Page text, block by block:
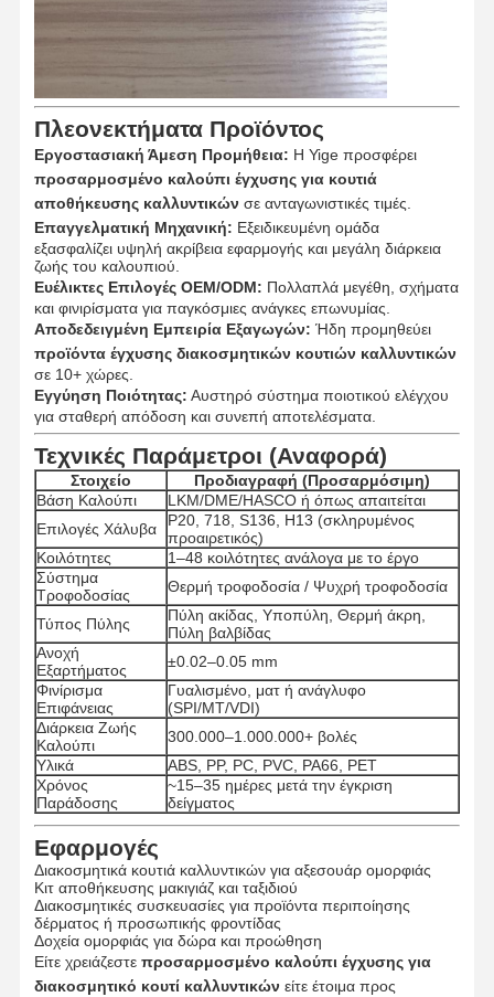
Ποιοτικός
Έλεγχος
Επαφή
Όλες Οι
Περιπτώσεις
Συνομιλία
Τώρα
Καλούπι Πλαστικής Έγχυσης
Σκηνοθέτης οικιακής συσκευής
Ιατρική φόρμα εγχύσεων
Οικιακή Μούχλα
Προσαρμοσμένο καλούπι έγχυσης
Προϊόντα που σχηματίζονται με ένεση
Καλούπι χύτευσης
Πλεονεκτήματα Προϊόντος
Εργοστασιακή Άμεση Προμήθεια: Η Yige προσφέρει
προσαρμοσμένο καλούπι έγχυσης για κουτιά
αποθήκευσης καλλυντικώνσε ανταγωνιστικές τιμές.
Επαγγελματική Μηχανική: Εξειδικευμένη ομάδα
εξασφαλίζει υψηλή ακρίβεια εφαρμογής και μεγάλη διάρκεια
ζωής του καλουπιού.
Ευέλικτες Επιλογές OEM/ODM: Πολλαπλά μεγέθη, σχήματα
και φινιρίσματα για παγκόσμιες ανάγκες επωνυμίας.
Αποδεδειγμένη Εμπειρία Εξαγωγών: Ήδη προμηθεύει
προϊόντα έγχυσης διακοσμητικών κουτιών καλλυντικών
σε 10+ χώρες.
Εγγύηση Ποιότητας: Αυστηρό σύστημα ποιοτικού ελέγχου
για σταθερή απόδοση και συνεπή αποτελέσματα.
Τεχνικές Παράμετροι (Αναφορά)
Στοιχείο
Προδιαγραφή (Προσαρμόσιμη)
Βάση Καλούπι
LKM/DME/HASCO ή όπως απαιτείται
Επιλογές Χάλυβα
P20, 718, S136, H13 (σκληρυμένος
προαιρετικός)
Κοιλότητες
1–48 κοιλότητες ανάλογα με το έργο
Σύστημα
Τροφοδοσίας
Θερμή τροφοδοσία / Ψυχρή τροφοδοσία
Τύπος Πύλης
Πύλη ακίδας, Υποπύλη, Θερμή άκρη,
Πύλη βαλβίδας
Ανοχή
Εξαρτήματος
±0.02–0.05 mm
Φινίρισμα
Επιφάνειας
Γυαλισμένο, ματ ή ανάγλυφο
(SPI/MT/VDI)
Διάρκεια Ζωής
Καλούπι
300.000–1.000.000+ βολές
Υλικά
ABS, PP, PC, PVC, PA66, PET
Χρόνος
Παράδοσης
~15–35 ημέρες μετά την έγκριση
δείγματος
Εφαρμογές
Διακοσμητικά κουτιά καλλυντικών για αξεσουάρ ομορφιάς
Κιτ αποθήκευσης μακιγιάζ και ταξιδιού
Διακοσμητικές συσκευασίες για προϊόντα περιποίησης
δέρματος ή προσωπικής φροντίδας
Δοχεία ομορφιάς για δώρα και προώθηση
Είτε χρειάζεστε προσαρμοσμένο καλούπι έγχυσης για
διακοσμητικό κουτί καλλυντικώνείτε έτοιμα προς